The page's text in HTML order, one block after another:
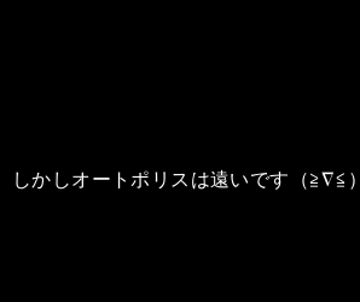
しかしオートポリスは遠いです（≧∇≦）